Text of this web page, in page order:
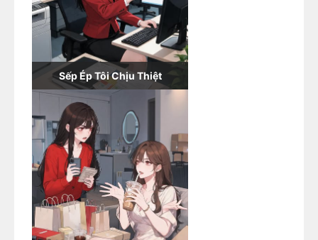
Sếp Ép Tôi Chịu Thiệt